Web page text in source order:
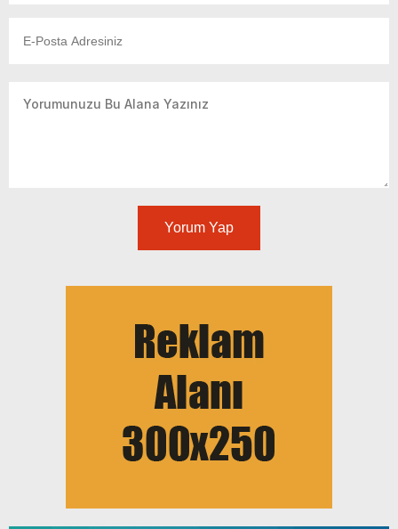
Yorum Yap